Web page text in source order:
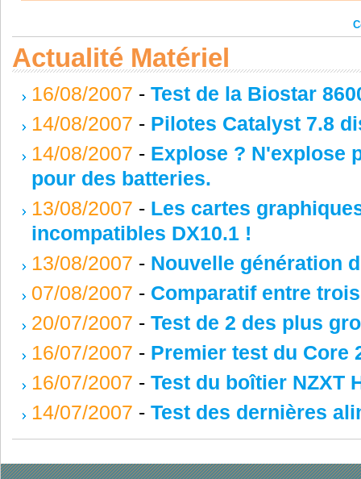
Actualité Matériel
16/08/2007 - Test de la Biostar
14/08/2007 - Pilotes Catalyst 7.8
14/08/2007 - Explose ? N'explose
pour des batteries.
13/08/2007 - Les cartes
incompatibles DX10.1 !
13/08/2007 - Nouvelle génération
07/08/2007 - Comparatif entre
20/07/2007 - Test de 2 des plus
16/07/2007 - Premier test du Core
16/07/2007 - Test du boîtier NZXT
14/07/2007 - Test des dernières